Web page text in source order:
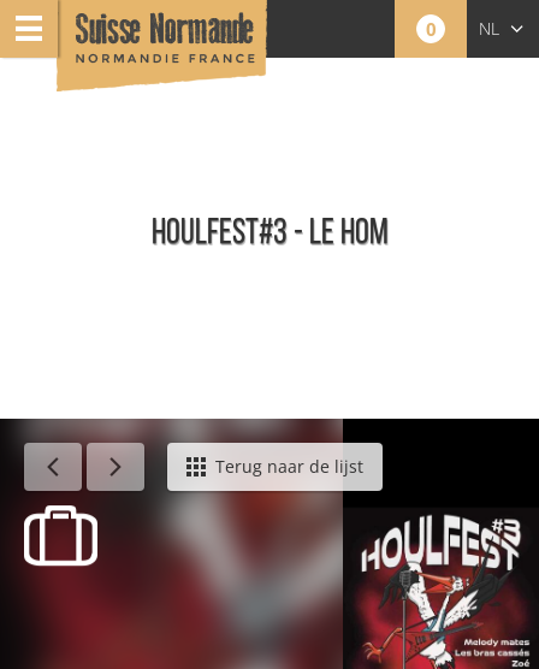
0 NL
HOULFEST#3 - LE HOM
Agenda - NederlandsTerug naar de lijst